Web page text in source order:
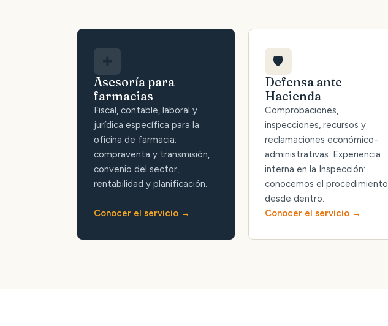
Asesoría para
farmacias
Fiscal, contable, laboral y
jurídica específica para la
oficina de farmacia:
compraventa y transmisión,
convenio del sector,
rentabilidad y planificación.
Conocer el servicio
🛡️
Defensa ante
Hacienda
Comprobaciones,
inspecciones, recursos y
reclamaciones económico-
administrativas. Experiencia
interna en la Inspección:
conocemos el procedimiento
desde dentro.
Conocer el servicio